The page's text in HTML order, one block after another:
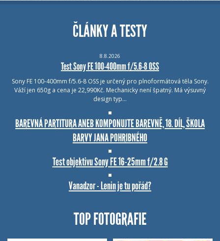
ČLÁNKY A TESTY
8.8.2026
Test Sony FE 100-400mm f/5.6-8 OSS
Sony FE 100-400mm f/5.6-8 OSS je určený pro plnoformátová těla Sony.
Váží jen 650g a cena je 22,990Kč. Mechanicky není špatný. Má výsuvný
design typ…
BAREVNÁ PARTITURA ANEB KOMPONUJTE BAREVNĚ, 18. DÍL, ŠKOLA
BARVY JANA POHRIBNÉHO
Test objektivu Sony FE 16-25mm f/2.8 G
Vanadzor - Lenin je tu pořád?
TOP FOTOGRAFIE